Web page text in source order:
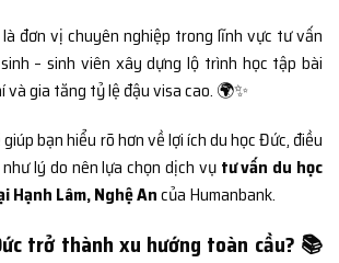
đơn vị chuyên nghiệp trong lĩnh vực tư vấn
– sinh viên xây dựng lộ trình học tập bài
và gia tăng tỷ lệ đậu visa cao. 🌍✨
bạn hiểu rõ hơn về lợi ích du học Đức, điều
lý do nên lựa chọn dịch vụ tư vấn du học
Lâm, Nghệ Ancủa Humanbank.
trở thành xu hướng toàn cầu? 📚